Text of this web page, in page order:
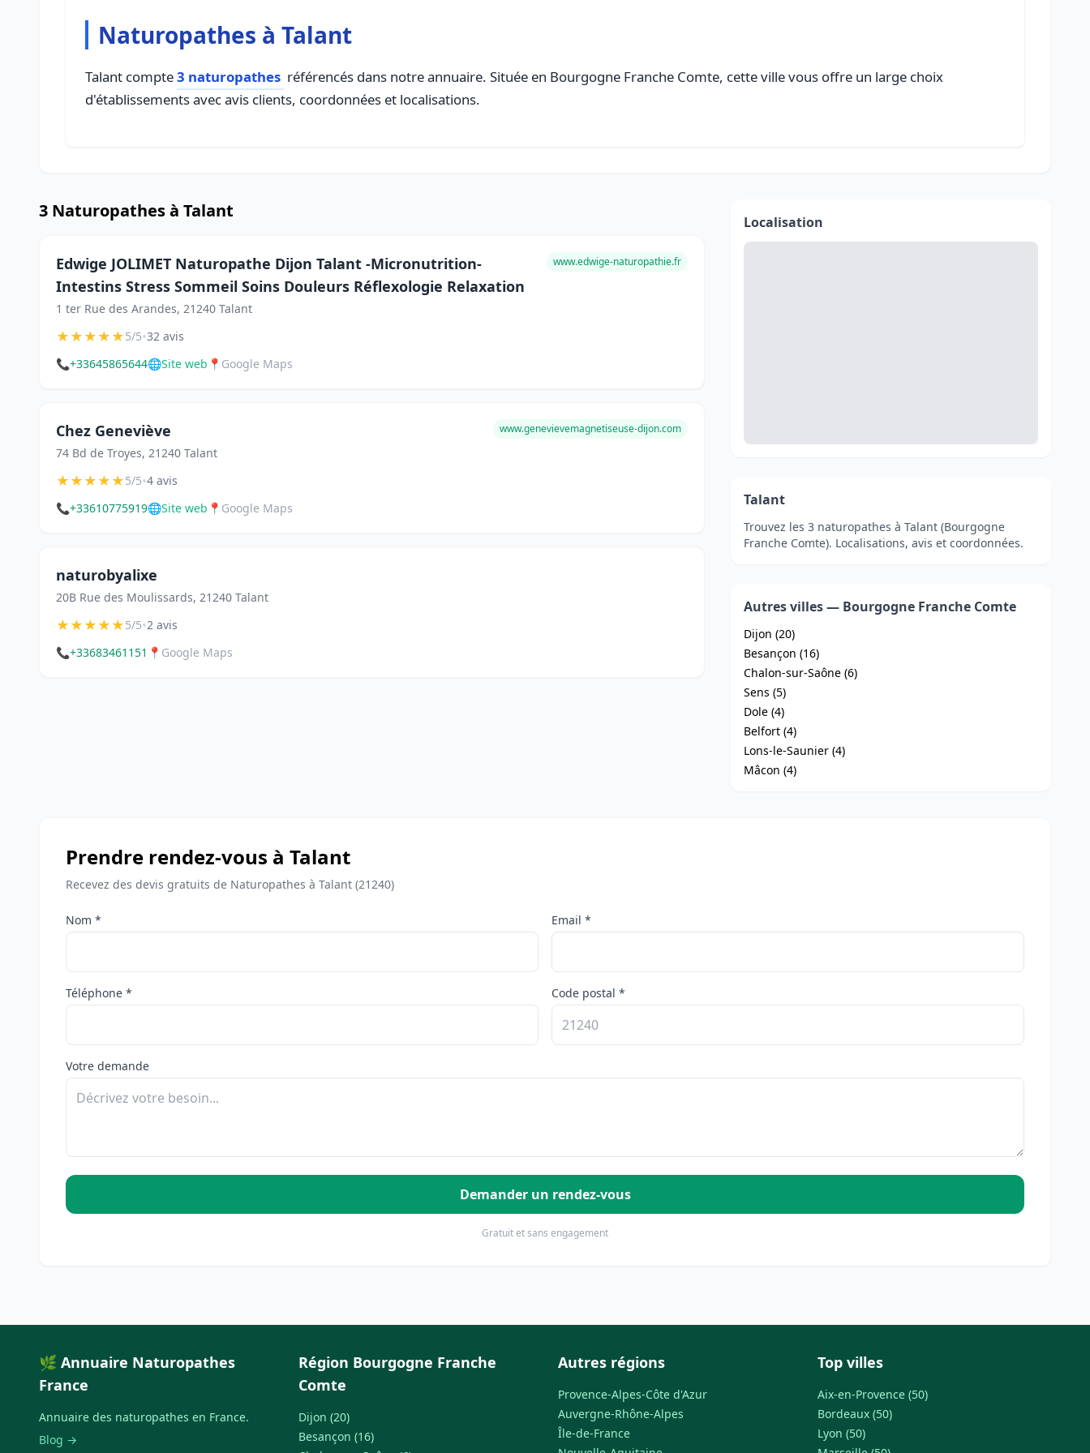
Naturopathes à Talant
Talant compte3 naturopathes référencés dans notre annuaire. Située en Bourgogne Franche Comte, cette ville vous offre un large choix
d'établissements avec avis clients, coordonnées et localisations.
3 Naturopathes à Talant
Edwige JOLIMET Naturopathe Dijon Talant -Micronutrition-
Intestins Stress Sommeil Soins Douleurs Réflexologie Relaxation
1 ter Rue des Arandes, 21240 Talant
www.edwige-naturopathie.fr
★★★★★5/5•32 avis
📞+33645865644🌐Site web 📍 Google Maps
Chez Geneviève
74 Bd de Troyes, 21240 Talant
www.genevievemagnetiseuse-dijon.com
★★★★★5/5•4 avis
📞+33610775919🌐Site web 📍 Google Maps
naturobyalixe
20B Rue des Moulissards, 21240 Talant
★★★★★5/5•2 avis
📞+33683461151 📍 Google Maps
Localisation
Talant
Trouvez les 3 naturopathes à Talant (Bourgogne
Franche Comte). Localisations, avis et coordonnées.
Autres villes — Bourgogne Franche Comte
Dijon (20)
Besançon (16)
Chalon-sur-Saône (6)
Sens (5)
Dole (4)
Belfort (4)
Lons-le-Saunier (4)
Mâcon (4)
Prendre rendez-vous à Talant
Recevez des devis gratuits de Naturopathes à Talant (21240)
Nom * Email *
Téléphone * Code postal *
Votre demande
Demander un rendez-vous
Gratuit et sans engagement
🌿 Annuaire Naturopathes
France
Annuaire des naturopathes en France.
Blog →
Région Bourgogne Franche
Comte
Dijon (20)
Besançon (16)
Autres régions
Provence-Alpes-Côte d'Azur
Auvergne-Rhône-Alpes
Île-de-France
Top villes
Aix-en-Provence (50)
Bordeaux (50)
Lyon (50)